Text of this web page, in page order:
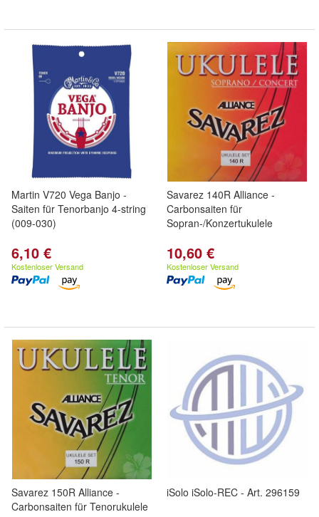
Martin V720 Vega Banjo -
Saiten für Tenorbanjo 4-string
(009-030)
6,10 €
Kostenloser Versand
Savarez 140R Alliance -
Carbonsaiten für
Sopran-/Konzertukulele
10,60 €
Kostenloser Versand
Savarez 150R Alliance -
Carbonsaiten für Tenorukulele
iSolo iSolo-REC - Art. 296159